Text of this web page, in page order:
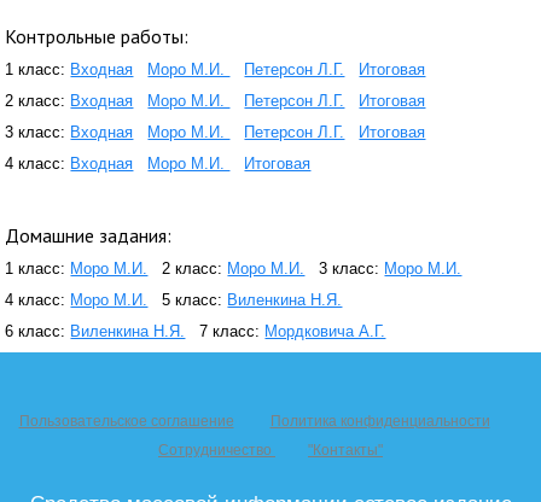
Контрольные работы:
1 класс: Входная Моро М.И. Петерсон Л.Г.
Итоговая
2 класс: Входная Моро М.И. Петерсон Л.Г.
Итоговая
3 класс: Входная Моро М.И. Петерсон Л.Г.
Итоговая
4 класс: Входная Моро М.И. Итоговая
Домашние задания:
1 класс: Моро М.И. 2 класс: Моро М.И. 3 класс: Моро М.И.
4 класс: Моро М.И. 5 класс: Виленкина Н.Я.
6 класс: Виленкина Н.Я. 7 класс: Мордковича А.Г.
Пользовательское соглашение
Политика конфиденциальности
Сотрудничество
"Контакты"